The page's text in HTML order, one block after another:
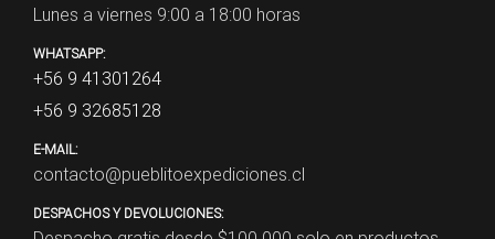
Lunes a viernes 9:00 a 18:00 horas
WHATSAPP:
+56 9 41301264
+56 9 32685128
E-MAIL:
contacto@pueblitoexpediciones.cl
DESPACHOS Y DEVOLUCIONES: